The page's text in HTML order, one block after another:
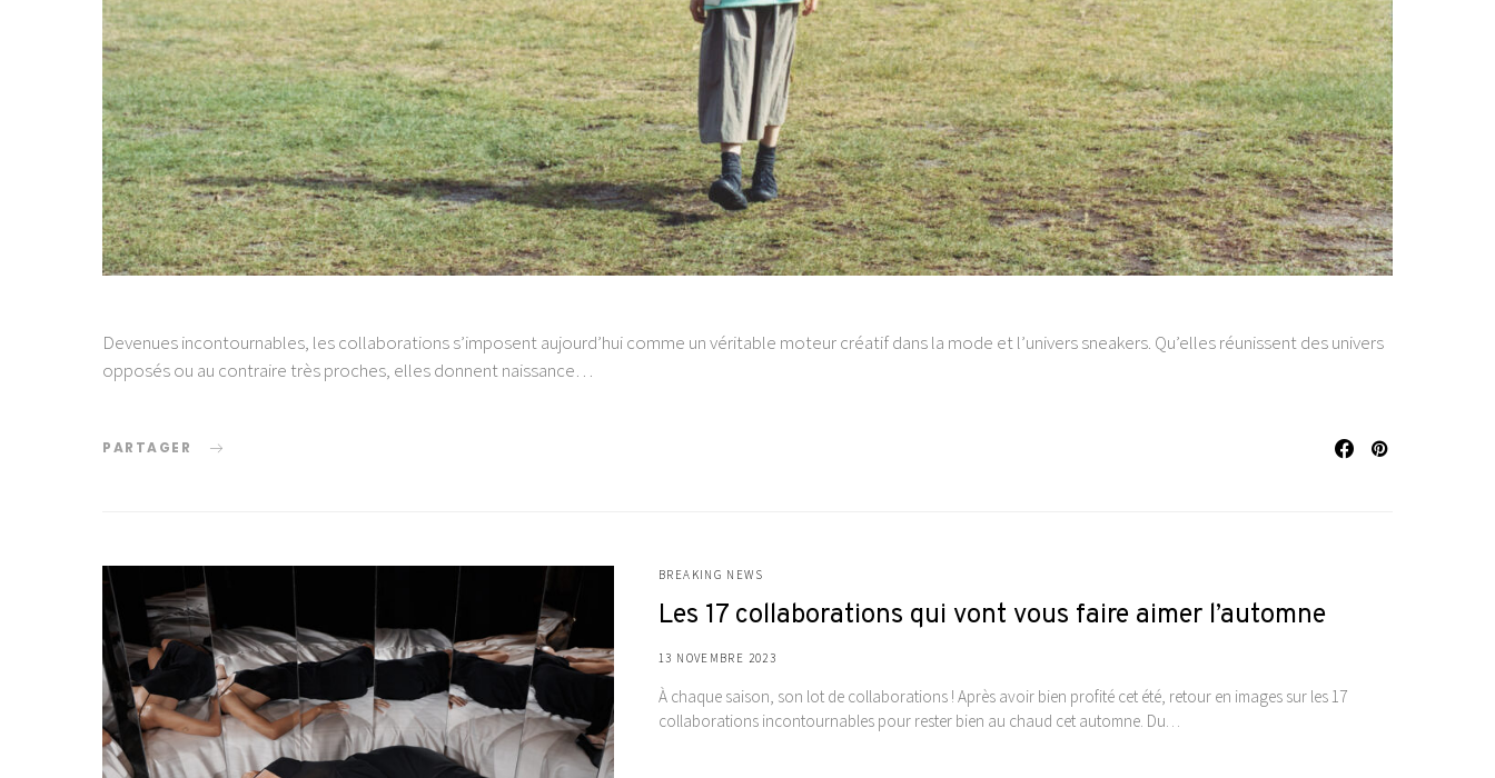
Devenues incontournables, les collaborations s’imposent aujourd’hui comme un véritable moteur créatif dans la mode et l’univers sneakers. Qu’elles réunissent des univers
opposés ou au contraire très proches, elles donnent naissance…
PARTAGER
BREAKING NEWS
Les 17 collaborations qui vont vous faire aimer l’automne
13 NOVEMBRE 2023
À chaque saison, son lot de collaborations ! Après avoir bien profité cet été, retour en images sur les 17
collaborations incontournables pour rester bien au chaud cet automne. Du…